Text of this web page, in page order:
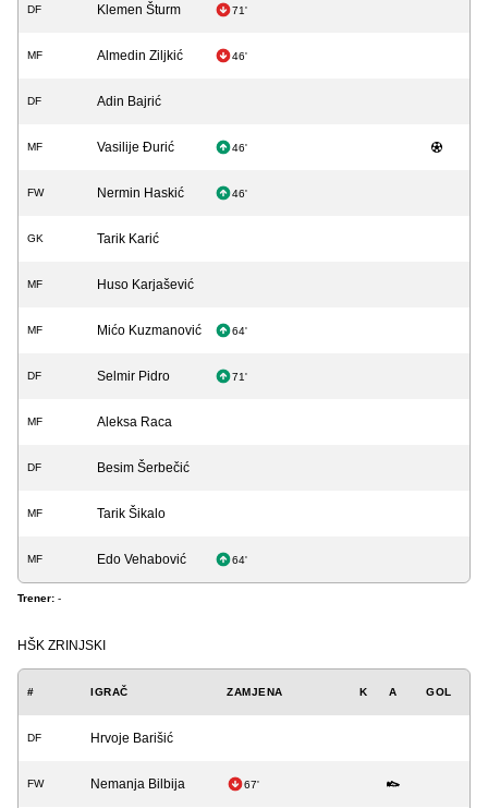
DF Klemen Šturm 71'
MF Almedin Ziljkić 46'
DF Adin Bajrić
MF Vasilije Đurić 46'
FW Nermin Haskić 46'
GK Tarik Karić
MF Huso Karjašević
MF Mićo Kuzmanović 64'
DF Selmir Pidro 71'
MF Aleksa Raca
DF Besim Šerbečić
MF Tarik Šikalo
MF Edo Vehabović 64'
Trener: -
HŠK ZRINJSKI
# IGRAČ ZAMJENA K A GOL
DF Hrvoje Barišić
FW Nemanja Bilbija 67'